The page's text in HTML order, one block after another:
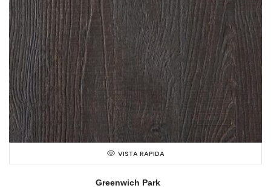
VISTA RAPIDA
Greenwich Park